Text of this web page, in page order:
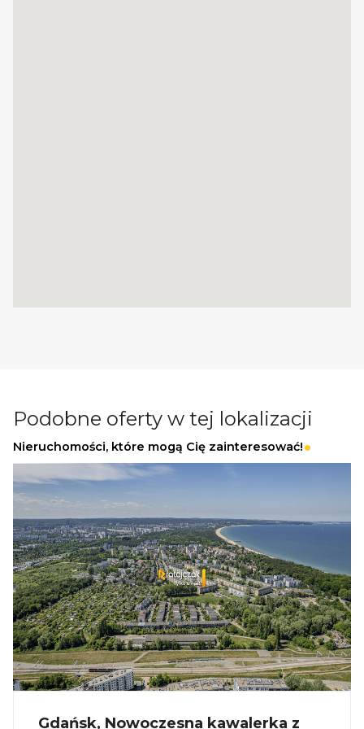
Bliskość plaży - tylko 1500 m od morza
Dochód pasywny przez cały rok
Informacje dodatkowe
Planowany termin realizacji: II kwartał 2026
Dostępne również większe domy - do 75 m²
_
KUP Z NAMI - NAJKORZYSTNIEJ,
NAJSZYBCIEJ I BEZPIECZNIE!
Jeżeli zainteresowało Cię powyższe ogłoszenie
to:
Podobne oferty w tej lokalizacji
Nieruchomości, które mogą Cię zainteresować!
Gdańsk, Nowoczesna kawalerka z